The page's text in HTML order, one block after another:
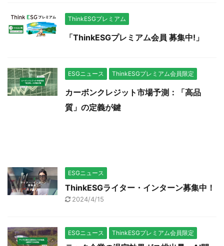
ThinkESGプレミアム
「ThinkESGプレミアム会員 募集中!」
ESGニュース ThinkESGプレミアム会員限定
カーボンクレジット市場予測：「高品
質」の定義が鍵
ESGニュース
ThinkESGライター・インターン募集中！
2024/4/15
ESGニュース ThinkESGプレミアム会員限定